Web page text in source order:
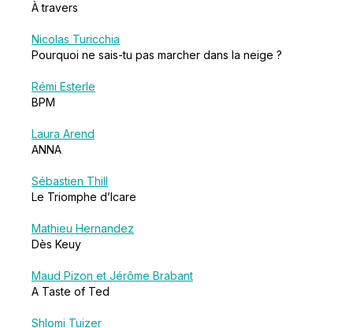
À travers
Nicolas Turicchia
Pourquoi ne sais-tu pas marcher dans la neige ?
Rémi Esterle
BPM
Laura Arend
ANNA
Sébastien Thill
Le Triomphe d’Icare
Mathieu Hernandez
Dès Keuy
Maud Pizon et Jérôme Brabant
A Taste of Ted
Shlomi Tuizer